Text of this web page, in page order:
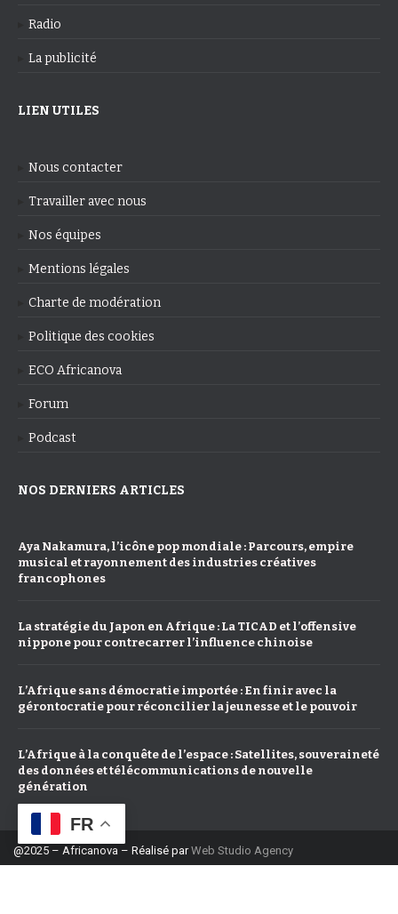
Radio
La publicité
LIEN UTILES
Nous contacter
Travailler avec nous
Nos équipes
Mentions légales
Charte de modération
Politique des cookies
ECO Africanova
Forum
Podcast
NOS DERNIERS ARTICLES
Aya Nakamura, l’icône pop mondiale : Parcours, empire
musical et rayonnement des industries créatives
francophones
La stratégie du Japon en Afrique : La TICAD et l’offensive
nippone pour contrecarrer l’influence chinoise
L’Afrique sans démocratie importée : En finir avec la
gérontocratie pour réconcilier la jeunesse et le pouvoir
L’Afrique à la conquête de l’espace : Satellites, souveraineté
des données et télécommunications de nouvelle
génération
@2025 – Africanova – Réalisé parWeb Studio Agency
FR